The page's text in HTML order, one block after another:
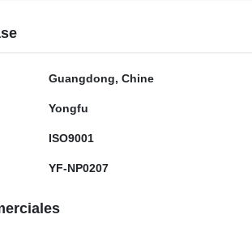
Guangdong, Chine
Yongfu
ISO9001
YF-NP0207